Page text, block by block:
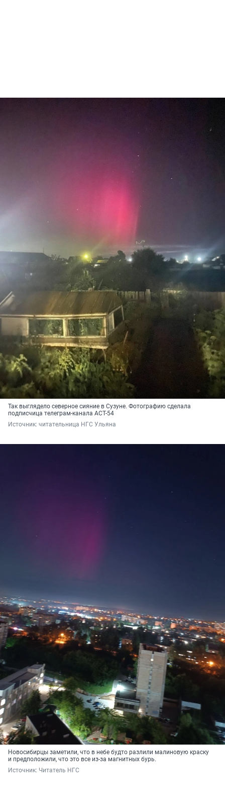
Так выглядело северное сияние в Сузуне. Фотографию сделала
подписчица телеграм-канала АСТ-54
Источник: читательница НГС Ульяна
Новосибирцы заметили, что в небе будто разлили малиновую краску
и предположили, что это все из-за магнитных бурь.
Источник: Читатель НГС